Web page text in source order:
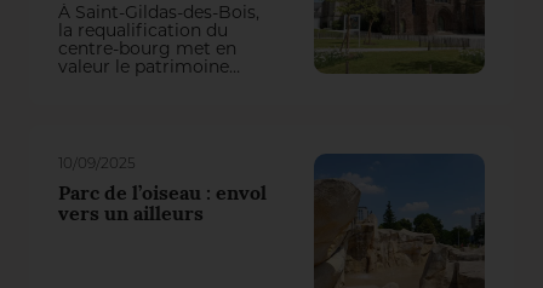
À Saint-Gildas-des-Bois,
la requalification du
centre-bourg met en
valeur le patrimoine
10/09/2025
Parc de l’oiseau : envol
vers un ailleurs